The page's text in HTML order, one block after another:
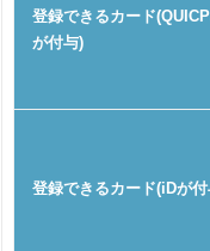
登録できるカード
が付与)
登録できるカード(iDが付